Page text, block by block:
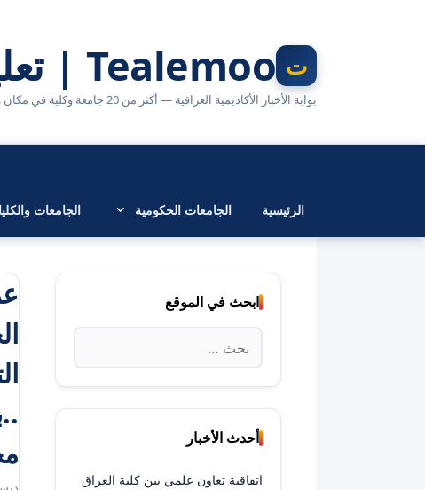
Tealemoo | تعليمو
بوابة الأخبار الأكاديمية العراقية — أكثر من 20 جامعة وكلية في مكان واحد
الرئيسية الجامعات الحكومية الجامعات
ابحث في الموقع
البحث
عن:
أحدث الأخبار
اتفاقية تعاون علمي بين كلية العراق